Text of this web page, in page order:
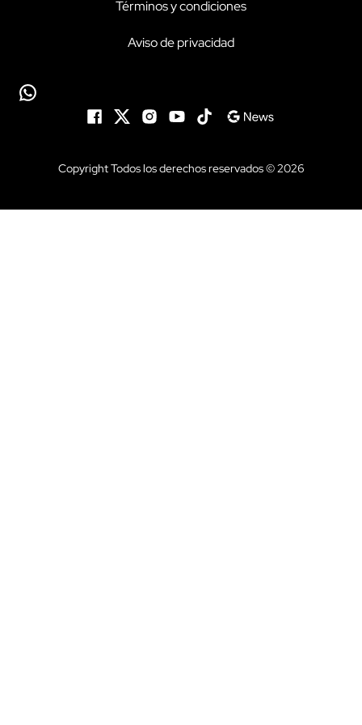
Términos y condiciones
Aviso de privacidad
Copyright Todos los derechos reservados © 2026